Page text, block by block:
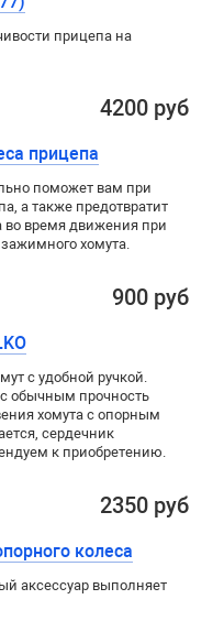
прицепа на
4200 руб
прицепа
поможет вам при
а также предотвратит
во время движения при
хомута.
900 руб
с удобной ручкой.
обычным прочность
хомута с опорным
сердечник
к приобретению.
2350 руб
колеса
аксессуар выполняет